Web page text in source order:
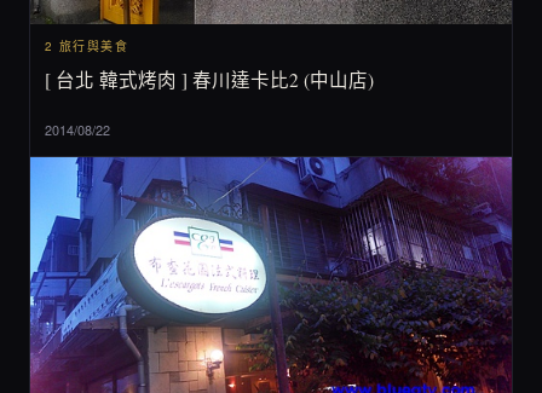
2 旅行與美食
[ 台北 韓式烤肉 ] 春川達卡比2 (中山店)
2014/08/22